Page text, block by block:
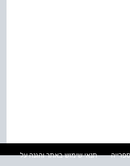
תנאי שימוש באתר והגנה על